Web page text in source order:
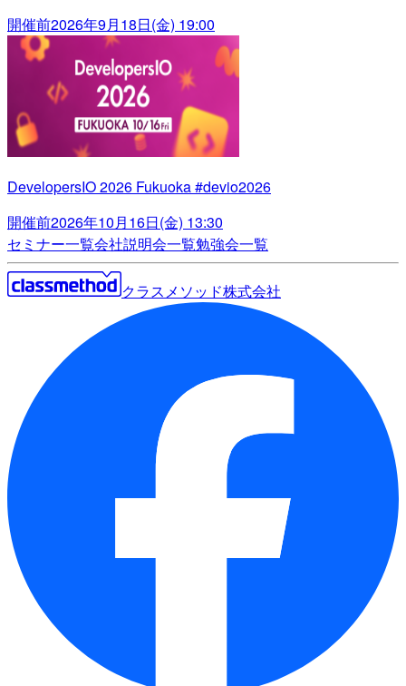
開催前2026年9月18日(金) 19:00
DevelopersIO 2026 Fukuoka #devio2026
開催前2026年10月16日(金) 13:30
セミナー一覧会社説明会一覧勉強会一覧
クラスメソッド株式会社